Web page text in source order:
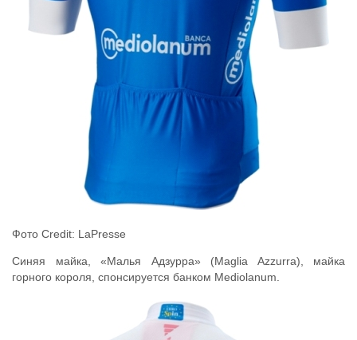
Фото Credit: LaPresse
Синяя майка, «Малья Адзурра» (Maglia Azzurra), майка
горного короля, спонсируется банком Mediolanum.